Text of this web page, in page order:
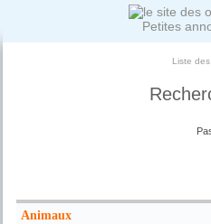
Petites
Liste
Animaux